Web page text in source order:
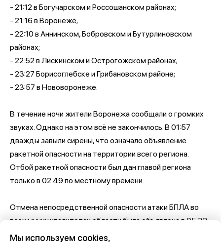
- 21:12 в Богучарском и Россошанском районах;
- 21:16 в Воронеже;
- 22:10 в Аннинском, Бобровском и Бутурлиновском
районах;
- 22:52 в Лискинском и Острогожском районах;
- 23:27 Борисоглебске и Грибановском районе;
- 23:57 в Нововоронеже.
В течение ночи жители Воронежа сообщали о громких
звуках. Однако на этом всё не закончилось. В 01:57
дважды завыли сирены, что означало объявление
ракетной опасности на территории всего региона.
Отбой ракетной опасности был дан главой региона
только в 02:49 по местному времени.
Отмена непосредственной опасности атаки БПЛА во
всех муниципалитетах области была объявлена в 05:32
утра. Однако сам режим опасности атаки дронами по-
Мы используем cookies,